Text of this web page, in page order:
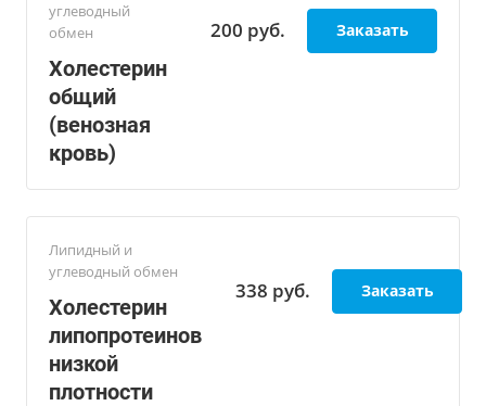
углеводный
обмен
Холестерин
общий
(венозная
кровь)
200 руб. Заказать
Липидный и
углеводный обмен
Холестерин
липопротеинов
низкой
плотности
338 руб. Заказать